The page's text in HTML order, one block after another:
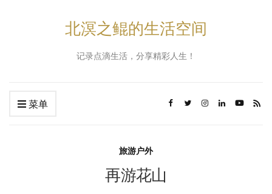
北溟之鲲的生活空间
记录点滴生活，分享精彩人生！
菜单
旅游户外
再游花山